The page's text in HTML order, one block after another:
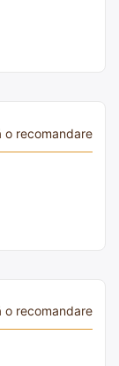
o recomandare
o recomandare